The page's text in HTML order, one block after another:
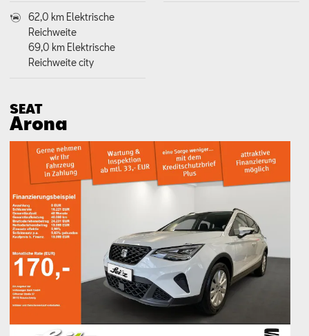
62,0 km Elektrische
Reichweite
69,0 km Elektrische
Reichweite city
SEAT
Arona